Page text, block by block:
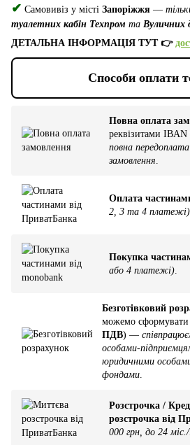
✔ Самовивіз у місті Запоріжжя —
туалетних кабін Техпром та Вуличних
ДЕТАЛЬНА ІНФОРМАЦІЯ ТУТ 👉
Способи оплати
Повна оплата
реквізитами
повна передоплата
замовлення
Оплата
2, 3 та 4 платежі)
Покупка
або 4 платежі)
Безготівковий
можемо сформувати
ПДВ) —
особами-
юридичними
фондами
Розстрочка /
розстрочка від
000 грн, до 24